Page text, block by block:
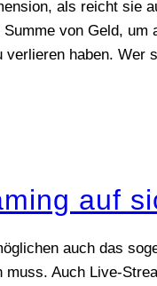
als reicht sie
von Geld,
haben.
auf
auch das
Auch Live-